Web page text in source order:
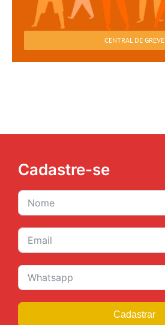
CENTRAL DE GREVE
Cadastre-se
Cadastrar